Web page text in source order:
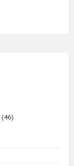
(46)